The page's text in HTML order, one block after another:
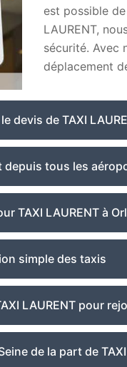
est possible
LAURENT,
sécurité. Avec
déplacement
devis de TAXI
depuis tous les
TAXI LAURENT à
simple des taxis
LAURENT pour
de la part de